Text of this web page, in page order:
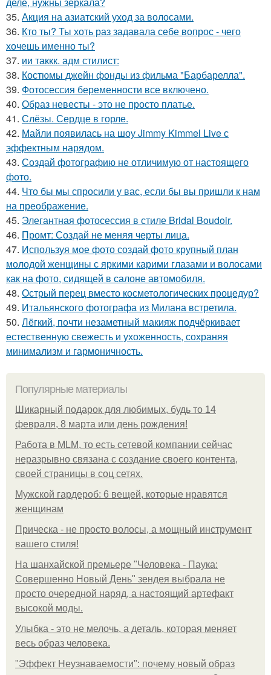
35. Акция на азиатский уход за волосами.
36. Кто ты? Ты хоть раз задавала себе вопрос - чего
хочешь именно ты?
37. ии таккк. адм стилист:
38. Костюмы джейн фонды из фильма "Барбарелла".
39. Фотосессия беременности все включено.
40. Образ невесты - это не просто платье.
41. Слёзы. Сердце в горле.
42. Майли появилась на шоу Jimmy Kimmel Live с
эффектным нарядом.
43. Создай фотографию не отличимую от настоящего
фото.
44. Что бы мы спросили у вас, если бы вы пришли к нам
на преображение.
45. Элегантная фотосессия в стиле Bridal Boudoir.
46. Промт: Создай не меняя черты лица.
47. Используя мое фото создай фото крупный план
молодой женщины с яркими карими глазами и волосами
как на фото, сидящей в салоне автомобиля.
48. Острый перец вместо косметологических процедур?
49. Итальянского фотографа из Милана встретила.
50. Лёгкий, почти незаметный макияж подчёркивает
естественную свежесть и ухоженность, сохраняя
минимализм и гармоничность.
Популярные материалы
Шикарный подарок для любимых, будь то 14
февраля, 8 марта или день рождения!
Работа в MLM, то есть сетевой компании сейчас
неразрывно связана с создание своего контента,
своей страницы в соц сетях.
Мужской гардероб: 6 вещей, которые нравятся
женщинам
Прическа - не просто волосы, а мощный инструмент
вашего стиля!
На шанхайской премьере "Человека - Паука:
Совершенно Новый День" зендея выбрала не
просто очередной наряд, а настоящий артефакт
высокой моды.
Улыбка - это не мелочь, а деталь, которая меняет
весь образ человека.
"Эффект Неузнаваемости": почему новый образ